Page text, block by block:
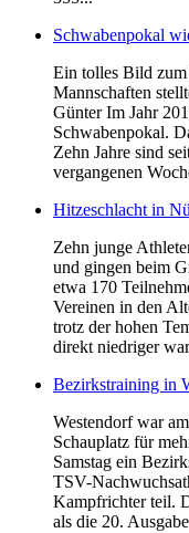
Schwabenpokal
Ein tolles Bild zum
Mannschaften
Günter Im Jahr
Schwabenpokal.
Zehn Jahre sind
vergangenen
Hitzeschlacht in
Zehn junge
und gingen beim
etwa 170
Vereinen in den
trotz der hohen
direkt niedriger
Bezirkstraining in
Westendorf war
Schauplatz für
Samstag ein
TSV-
Kampfrichter teil.
als die 20.